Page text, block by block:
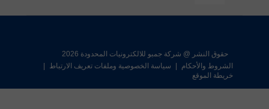
حقوق النشر @ شركة جمبو للالكترونيات المحدودة 2026
الشروط والأحكام
سياسة الخصوصية وملفات تعريف الارتباط
خريطة الموقع